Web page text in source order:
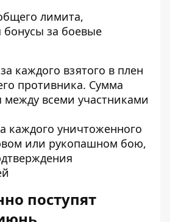
лимита,
бонусы за боевые
каждого взятого в плен
противника. Сумма
между всеми участниками
каждого уничтоженного
или рукопашном бою,
поступят